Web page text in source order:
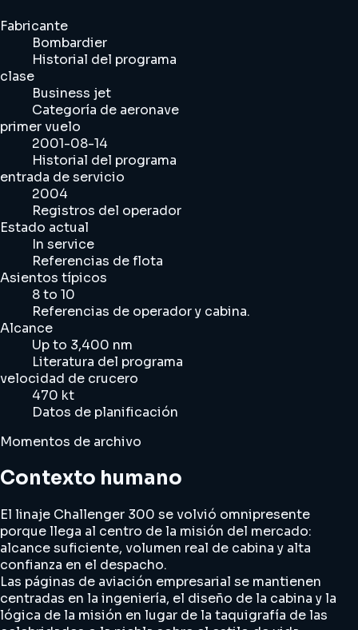
Fabricante
Bombardier
Historial del programa
clase
Business jet
Categoría de aeronave
primer vuelo
2001-08-14
Historial del programa
entrada de servicio
2004
Registros del operador
Estado actual
In service
Referencias de flota
Asientos típicos
8 to 10
Referencias de operador y cabina.
Alcance
Up to 3,400 nm
Literatura del programa
velocidad de crucero
470 kt
Datos de planificación
Momentos de archivo
Contexto humano
El linaje Challenger 300 se volvió omnipresente
porque llega al centro de la misión del mercado:
alcance suficiente, volumen real de cabina y alta
confianza en el despacho.
Las páginas de aviación empresarial se mantienen
centradas en la ingeniería, el diseño de la cabina y la
lógica de la misión en lugar de la taquigrafía de las